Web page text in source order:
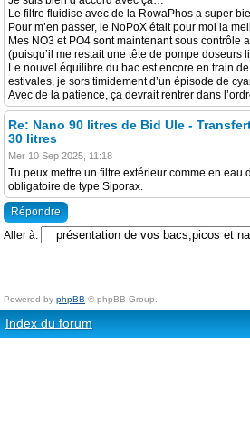
Le filtre fluidise avec de la RowaPhos a super
Pour m’en passer, le NoPoX était pour moi la
Mes NO3 et PO4 sont maintenant sous contrôle
(puisqu’il me restait une tête de pompe doseurs
Le nouvel équilibre du bac est encore en train
estivales, je sors timidement d’un épisode de
Avec de la patience, ça devrait rentrer dans
Re: Nano 90 litres de Bid Ule -
30 litres
Mer 10 Sep 2025, 11:18
Tu peux mettre un filtre extérieur comme en eau
obligatoire de type Siporax.
Répondre
Aller à:
Powered by phpBB © phpBB Group.
Index du forum